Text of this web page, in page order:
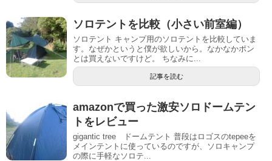
ソロテントを比較（小さい前室編）
ソロテント キャンプ用のソロテントを比較していま
す。なぜかというと僕が欲しいから。なかなかポン
とは買えないですけど。 ちなみに...
記事を読む
amazonで買った激安ソロドームテン
トをレビュー
gigantic tree ドームテント 普段はロゴスのtepeeを
メインテントに使っているのですが、ソロキャンプ
の際に手軽なソロテ...